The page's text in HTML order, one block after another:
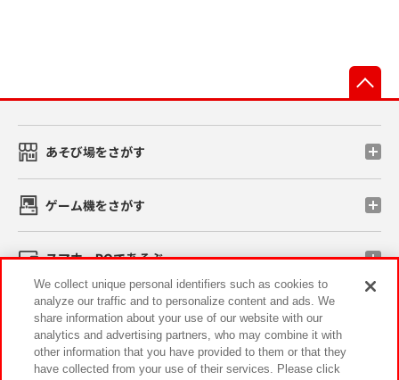
あそび場をさがす
ゲーム機をさがす
スマホ・PCであそぶ
イベント・キャンペーン
We collect unique personal identifiers such as cookies to
analyze our traffic and to personalize content and ads. We
share information about your use of our website with our
analytics and advertising partners, who may combine it with
other information that you have provided to them or that they
have collected from your use of their services. Please click